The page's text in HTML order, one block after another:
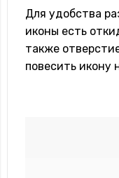
Для удобства
иконы есть
также
повесить икону